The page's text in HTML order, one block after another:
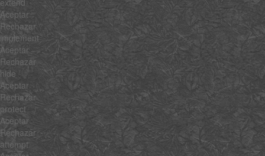
extend
Aceptar
Rechazar
implement
Aceptar
Rechazar
hide
Aceptar
Rechazar
protect
Aceptar
Rechazar
attempt